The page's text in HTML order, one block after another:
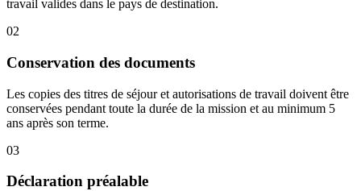
travail valides dans le pays de destination.
02
Conservation des documents
Les copies des titres de séjour et autorisations de travail doivent être
conservées pendant toute la durée de la mission et au minimum 5
ans après son terme.
03
Déclaration préalable